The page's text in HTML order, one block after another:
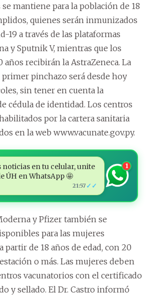
mantiene para la población de 18
quienes serán inmunizados
19 a través de las plataformas
y Sputnik V, mientras que los
años recibirán la AstraZeneca. La
pinchazo será desde hoy
sin tener en cuenta la
cédula de identidad. Los centros
por la cartera sanitaria
en la web www.vacunate.gov.py.
noticias en tu celular, unite
ÚH en WhatsApp 🤩
21:57 ✓✓
1
y Pfizer también se
para las mujeres
partir de 18 años de edad, con 20
o más. Las mujeres deben
vacunatorios con el certificado
y sellado. El Dr. Castro informó